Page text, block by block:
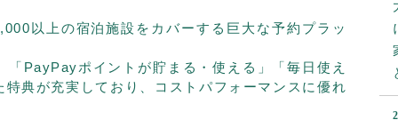
以上の宿泊施設をカバーする巨大な予約プラッ
「PayPayポイントが貯まる・使える」「毎日使え
典が充実しており、コストパフォーマンスに優れ